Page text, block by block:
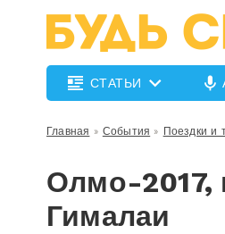
СТАТЬИ
Главная » События » Поездки и
Олмо-2017,
Гималаи